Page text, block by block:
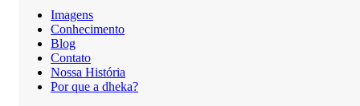
Imagens
Conhecimento
Blog
Contato
Nossa História
Por que a dheka?